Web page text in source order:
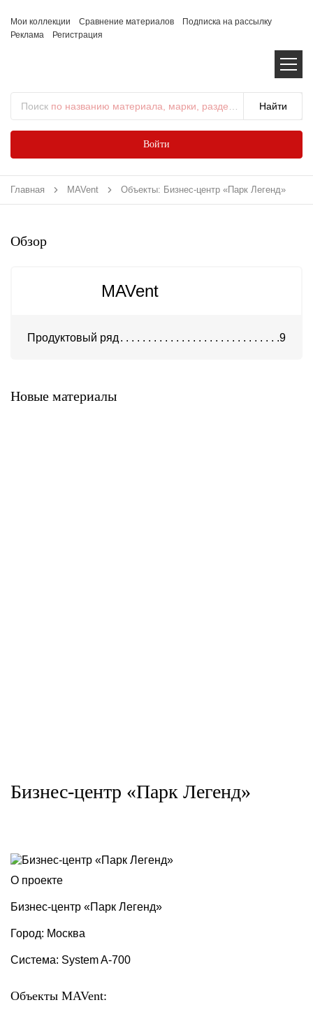
Мои коллекции Сравнение материалов
Подписка на рассылку
Реклама
Регистрация
Поиск по названию материала, марки, раздела...
Войти
Главная MAVent Объекты: Бизнес-центр «Парк Легенд»
Бизнес-центр «Парк Легенд»
О проекте
Бизнес-центр «Парк Легенд»
Город: Москва
Система: System A-700
Объекты MAVent:
Обзор
MAVent
Продуктовый ряд 9
Новые материалы